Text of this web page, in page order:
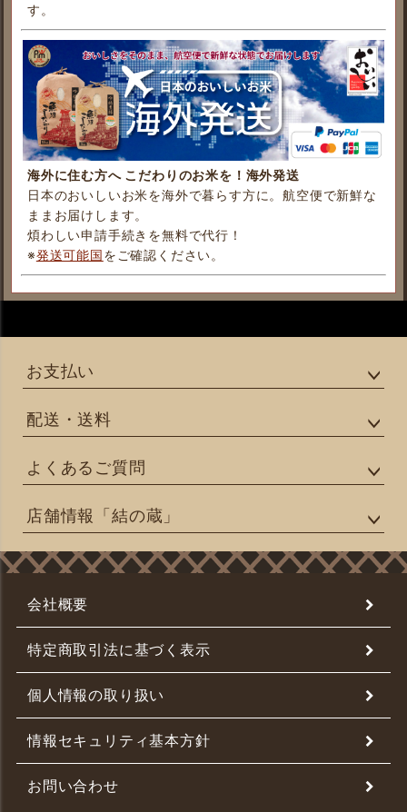
す。
海外に住む方へ こだわりのお米を！海外発送
日本のおいしいお米を海外で暮らす方に。航空便で新鮮な
ままお届けします。
煩わしい申請手続きを無料で代行！
※発送可能国をご確認ください。
お支払い
配送・送料
よくあるご質問
店舗情報「結の蔵」
会社概要
特定商取引法に基づく表示
個人情報の取り扱い
情報セキュリティ基本方針
お問い合わせ